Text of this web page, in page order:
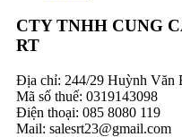
CTY TNHH CUNG
RT
Địa chỉ: 244/29 Huỳnh Văn
Mã số thuế: 0319143098
Điện thoại: 085 8080 119
Mail: salesrt23@gmail.com